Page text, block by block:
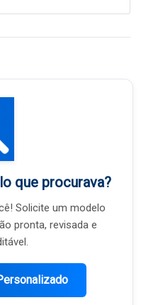
que procurava?
Solicite um modelo
pronta, revisada e